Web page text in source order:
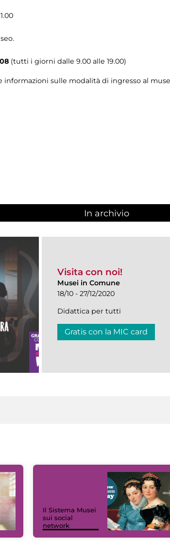
(tutti i giorni dalle 9.00 alle 19.00)
informazioni sulle modalità di ingresso al
In archivio
Visita con noi!
Musei in Comune
18/10 - 27/12/2020
Didattica per tutti
Gratis con la MIC card
Il Sistema Musei
sui social
network